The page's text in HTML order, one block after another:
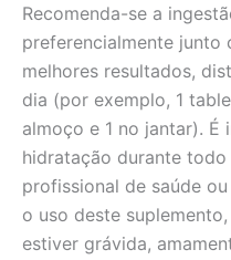
Recomenda-se a
preferencialmente junto
melhores resultados,
dia (por exemplo, 1
almoço e 1 no jantar).
hidratação durante
profissional de saúde
o uso deste
estiver grávida,